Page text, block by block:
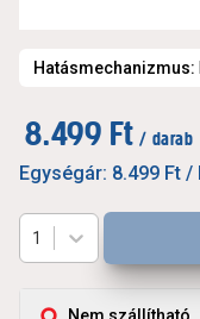
Hatásmechanizmus:
8.499 Ft / darab
Egységár: 8.499 Ft / l
1